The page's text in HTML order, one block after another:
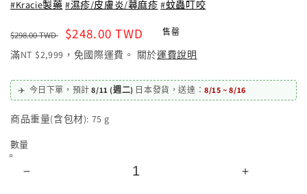
#Kracie製藥 #濕疹/皮膚炎/蕁麻疹 #蚊蟲叮咬
定
價
$298.00 TWD
售
價
$248.00 TWD 售罄
滿NT $2,999，免國際運費。 關於運費說明
✈️ 今日下單， 預計8/11 (週二) 日本發貨 ，送達：8/15 ~ 8/16
商品重量(含包材): 75 g
數量